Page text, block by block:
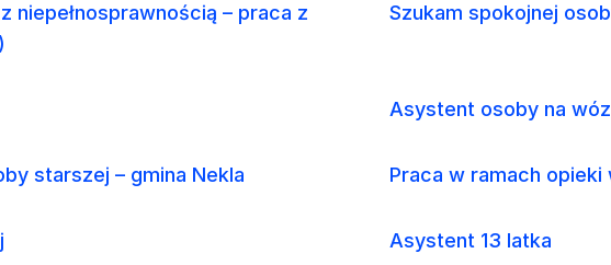
niepełnosprawnością – praca z
Szukam spokojnej
Asystent osoby na
starszej – gmina Nekla Praca w ramach
Asystent 13 latka